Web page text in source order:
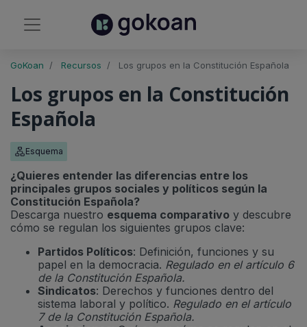
GoKoan Recursos Los grupos en la Constitución Española
Los grupos en la Constitución
Española
Esquema
¿Quieres entender las diferencias entre los
principales grupos sociales y políticos según la
Constitución Española?
Descarga nuestro esquema comparativo y descubre
cómo se regulan los siguientes grupos clave:
Partidos Políticos: Definición, funciones y su
papel en la democracia. Regulado en el artículo 6
de la Constitución Española.
Sindicatos: Derechos y funciones dentro del
sistema laboral y político. Regulado en el artículo
7 de la Constitución Española.